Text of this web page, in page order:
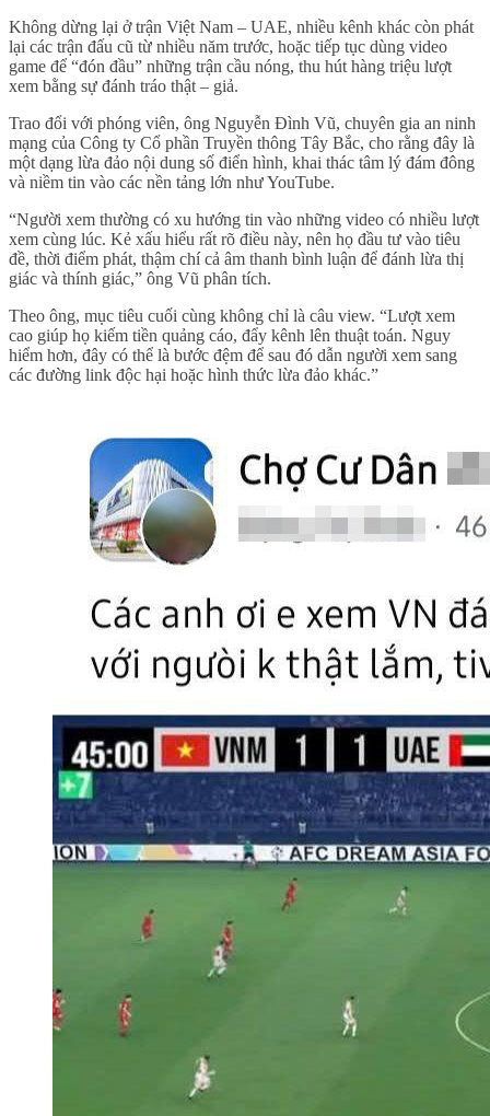
Không dừng lại ở trận Việt Nam – UAE, nhiều kênh khác còn phát
lại các trận đấu cũ từ nhiều năm trước, hoặc tiếp tục dùng video
game để “đón đầu” những trận cầu nóng, thu hút hàng triệu lượt
xem bằng sự đánh tráo thật – giả.
Trao đổi với phóng viên, ông Nguyễn Đình Vũ, chuyên gia an ninh
mạng của Công ty Cổ phần Truyền thông Tây Bắc, cho rằng đây là
một dạng lừa đảo nội dung số điển hình, khai thác tâm lý đám đông
và niềm tin vào các nền tảng lớn như YouTube.
“Người xem thường có xu hướng tin vào những video có nhiều lượt
xem cùng lúc. Kẻ xấu hiểu rất rõ điều này, nên họ đầu tư vào tiêu
đề, thời điểm phát, thậm chí cả âm thanh bình luận để đánh lừa thị
giác và thính giác,” ông Vũ phân tích.
Theo ông, mục tiêu cuối cùng không chỉ là câu view. “Lượt xem
cao giúp họ kiếm tiền quảng cáo, đẩy kênh lên thuật toán. Nguy
hiểm hơn, đây có thể là bước đệm để sau đó dẫn người xem sang
các đường link độc hại hoặc hình thức lừa đảo khác.”